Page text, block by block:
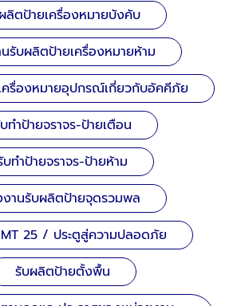
ลิตป้ายเครื่องหมายบังคับ
นรับผลิตป้ายเครื่องหมายห้าม
ครื่องหมายอุปกรณ์เกี่ยวกับอัคคีภัย
ทำป้ายจราจร-ป้ายเตือน
บทำป้ายจราจร-ป้ายห้าม
งานรับผลิตป้ายจุดรวมพล
25 / ประตูสู่ความปลอดภัย
รับผลิตป้ายตั้งพื้น